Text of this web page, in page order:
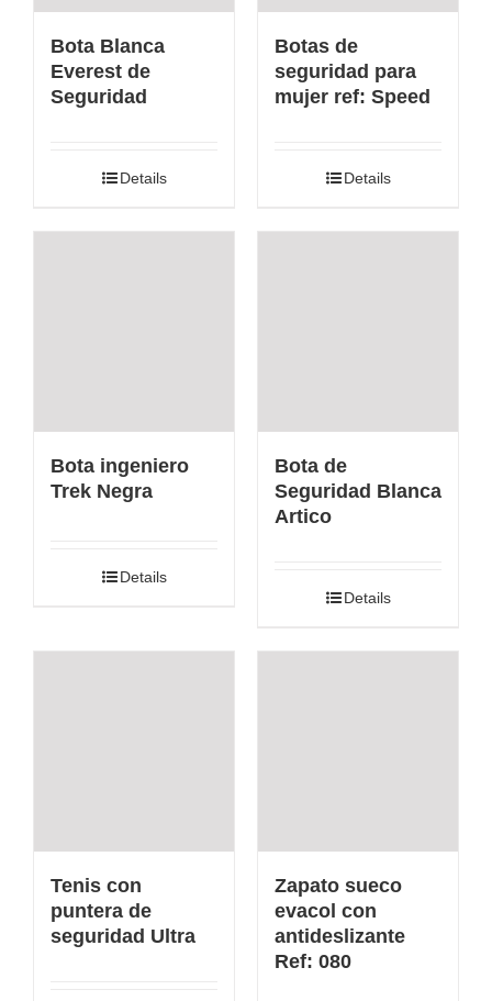
Bota Blanca
Everest de
Seguridad
Details
Botas de
seguridad para
mujer ref: Speed
Details
Bota ingeniero
Trek Negra
Details
Bota de
Seguridad Blanca
Artico
Details
Tenis con
puntera de
seguridad Ultra
Zapato sueco
evacol con
antideslizante
Ref: 080